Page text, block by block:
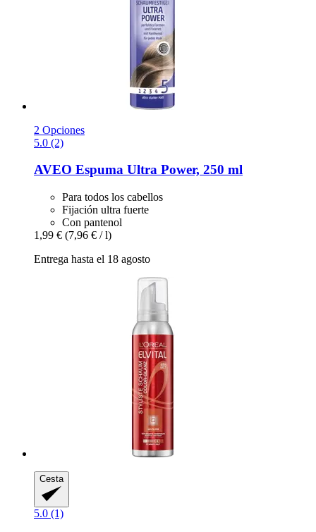
2 Opciones
5.0 (2)
AVEO Espuma Ultra Power, 250 ml
Para todos los cabellos
Fijación ultra fuerte
Con pantenol
1,99 € (7,96 € / l)
Entrega hasta el 18 agosto
Cesta
5.0 (1)